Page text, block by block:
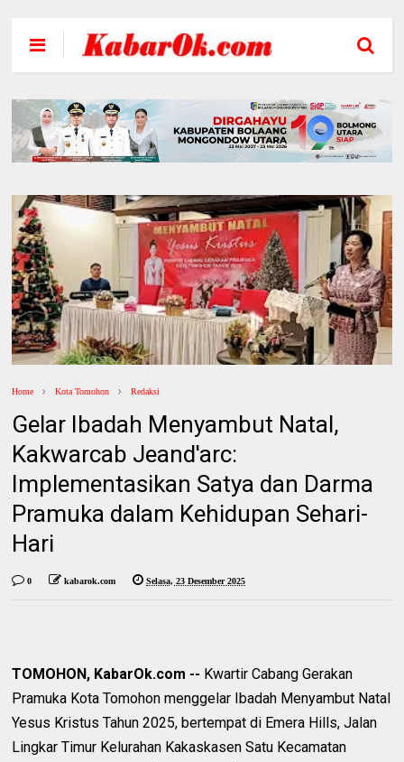
Home Kota Tomohon Redaksi
Gelar Ibadah Menyambut Natal,
Kakwarcab Jeand'arc:
Implementasikan Satya dan Darma
Pramuka dalam Kehidupan Sehari-
Hari
0 kabarok.com Selasa, 23 Desember 2025
TOMOHON, KabarOk.com -- Kwartir Cabang Gerakan
Pramuka Kota Tomohon menggelar Ibadah Menyambut Natal
Yesus Kristus Tahun 2025, bertempat di Emera Hills, Jalan
Lingkar Timur Kelurahan Kakaskasen Satu Kecamatan